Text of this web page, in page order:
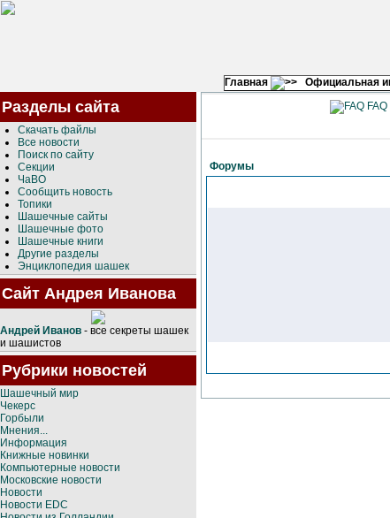
Главная
Официальная
Разделы сайта
Скачать файлы
Все новости
Поиск по сайту
Секции
ЧаВО
Сообщить новость
Топики
Шашечные сайты
Шашечные фото
Шашечные книги
Другие разделы
Энциклопедия шашек
Сайт Андрея Иванова
Андрей Иванов - все секреты шашек
и шашистов
Рубрики новостей
Шашечный мир
Чекерс
Горбыли
Мнения...
Информация
Книжные новинки
Компьютерные новости
Московские новости
Новости
Новости EDC
FAQ
Форумы